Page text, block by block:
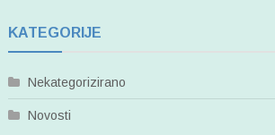
KATEGORIJE
Nekategorizirano
Novosti